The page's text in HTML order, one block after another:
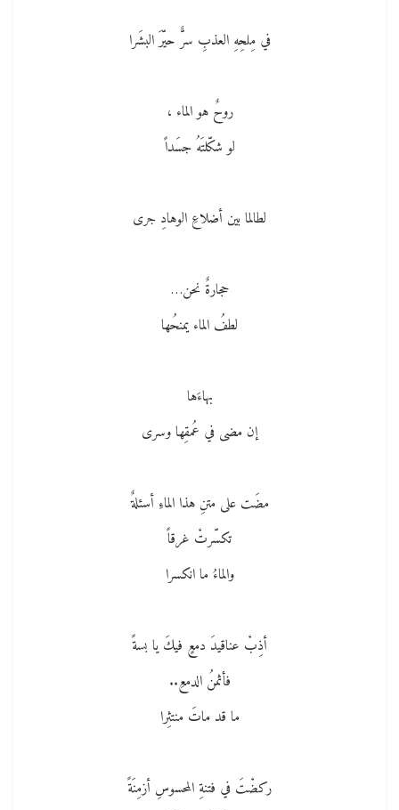
في مِلحِهِ العذبِ سرٌّ حيّرَ البشَرا
روحٌ هو الماء ،
لو شكّلتَهُ جسَداً
لطالما بين أضلاعِ الوهادِ جرى
حجارةٌ نحن…
لطفُ الماء يمنحُها
بهاءَها
إن مضى في عُمقِها وسرى
مضَت على متنِ هذا الماءِ أسئلةٌ
تكسّرتْ غرقاً
والماءُ ما انكسرا
أذِبْ عناقيدَ دمعٍ فيكَ يا بسةً
فأثمنُ الدمعِ..
ما قد ماتَ منتثِرا
ركضْتَ في فتنةِ المحسوسِ أزمِنَةً